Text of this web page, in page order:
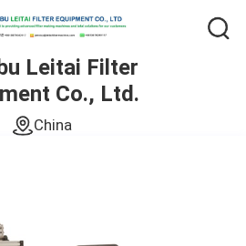
Leitai Filter
Co., Ltd.
China